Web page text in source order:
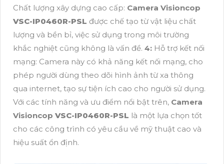
Chất lượng xây dựng cao cấp: Camera Visioncop
VSC-IP0460R-PSL được chế tạo từ vật liệu chất
lượng và bền bỉ, việc sử dụng trong môi trường
khắc nghiệt cũng không là vấn đề. 4: Hỗ trợ kết nối
mạng: Camera này có khả năng kết nối mạng, cho
phép người dùng theo dõi hình ảnh từ xa thông
qua internet, tạo sự tiện ích cao cho người sử dụng.
Với các tính năng và ưu điểm nổi bật trên, Camera
Visioncop VSC-IP0460R-PSL là một lựa chọn tốt
cho các công trình có yêu cầu về mỹ thuật cao và
hiệu suất ổn định.